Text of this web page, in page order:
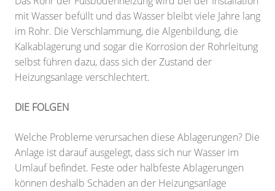
mit Wasser befüllt und das Wasser bleibt viele Jahre lang
im Rohr. Die Verschlammung, die Algenbildung, die
Kalkablagerung und sogar die Korrosion der Rohrleitung
selbst führen dazu, dass sich der Zustand der
Heizungsanlage verschlechtert.
DIE FOLGEN
Welche Probleme verursachen diese Ablagerungen? Die
Anlage ist darauf ausgelegt, dass sich nur Wasser im
Umlauf befindet. Feste oder halbfeste Ablagerungen
können deshalb Schäden an der Heizungsanlage